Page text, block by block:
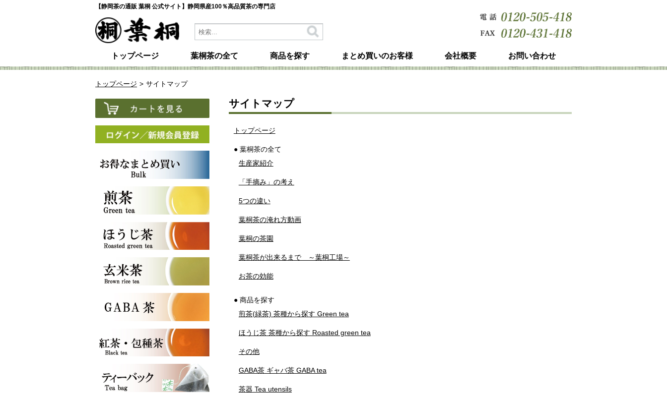
【静岡茶の通販 葉桐 公式サイト】静岡県産100％高品質茶の専門店
トップページ 葉桐茶の全て 商品を探す まとめ買いのお客様 会社概要 お問い合わせ
トップページ サイトマップ
サイトマップ
トップページ
● 葉桐茶の全て
生産家紹介
「手摘み」の考え
5つの違い
葉桐茶の淹れ方動画
葉桐の茶園
葉桐茶が出来るまで ～葉桐工場～
お茶の効能
● 商品を探す
煎茶(緑茶) 茶種から探す Green tea
ほうじ茶 茶種から探す Roasted green tea
その他
GABA茶 ギャバ茶 GABA tea
茶器 Tea utensils